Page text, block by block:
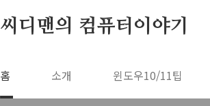
씨디맨의 컴퓨터이야기
홈 소개 윈도우10/11팁